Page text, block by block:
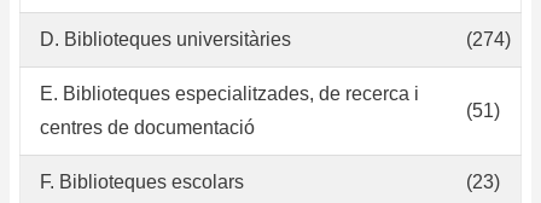
D. Biblioteques universitàries (274)
E. Biblioteques especialitzades, de recerca i
centres de documentació
(51)
F. Biblioteques escolars (23)